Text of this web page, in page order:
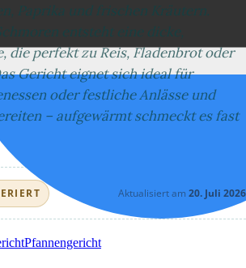
Paprika und frischen Kräutern.
entsteht eine dicke,
die perfekt zu Reis, Fladenbrot oder
Gericht eignet sich ideal für
oder festliche Anlässe und
– aufgewärmt schmeckt es fast
Aktualisiert am 20. Juli 2026
Pfannengericht